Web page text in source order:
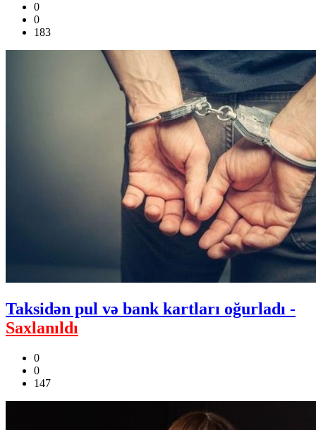
0
0
183
Taksidən pul və bank kartları oğurladı -
Saxlanıldı
0
0
147